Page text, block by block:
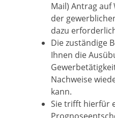
Mail) Antrag
der
dazu
Die zuständige
Ihnen die
Nachweise
kann.
Sie trifft hierfür